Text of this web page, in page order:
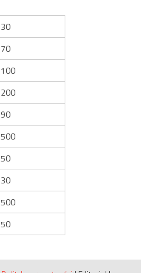
30
70
100
200
90
500
50
30
500
50